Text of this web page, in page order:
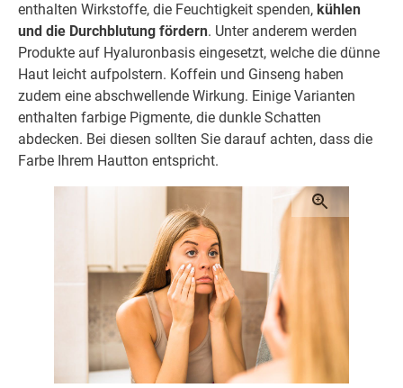
enthalten Wirkstoffe, die Feuchtigkeit spenden, kühlen
und die Durchblutung fördern. Unter anderem werden
Produkte auf Hyaluronbasis eingesetzt, welche die dünne
Haut leicht aufpolstern. Koffein und Ginseng haben
zudem eine abschwellende Wirkung. Einige Varianten
enthalten farbige Pigmente, die dunkle Schatten
abdecken. Bei diesen sollten Sie darauf achten, dass die
Farbe Ihrem Hautton entspricht.